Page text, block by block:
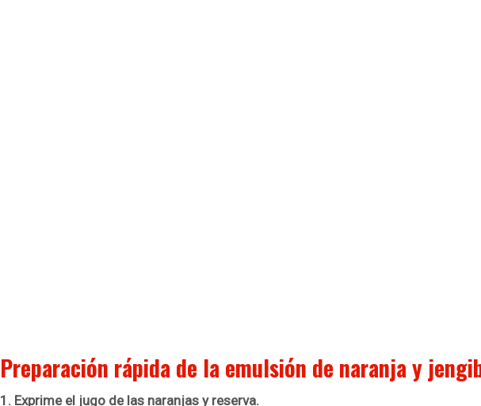
Preparación rápida de la emulsión de naranja y
1. Exprime el jugo de las naranjas y reserva.